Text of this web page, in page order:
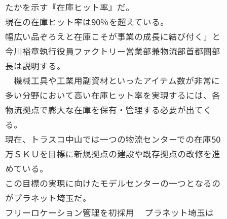
たかを示す『在庫ヒット率』だ。
現在の在庫ヒット率は90％を超えている。
幅広い品ぞろえと在庫こそが事業の成長に結び付く」と
今川裕章執行役員ファクトリー営業部兼物流部首都圏部
長は説明する。
機械工具や工業用副資材といったアイテム数が非常に
多い分野において高い在庫ヒット率を実現するには、各
物流拠点で膨大な在庫を保有・管理する必要が出てく
る。
現在、トラスコ中山では一つの物流センターでの在庫50
万ＳＫＵを目標に新規拠点の建設や既存拠点の改修を進
めている。
この目標の実現に向けたモデルセンターの一つとなるの
がプラネット埼玉だ。
フリーロケーション管理を初採用 プラネット埼玉は